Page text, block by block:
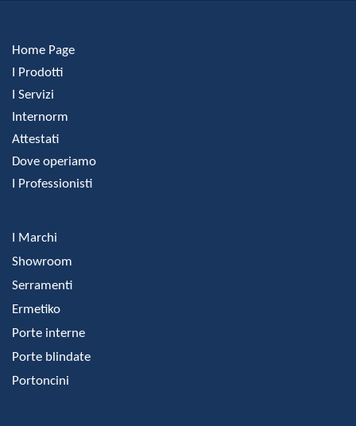
Home Page
I Prodotti
I Servizi
Internorm
Attestati
Dove operiamo
I Professionisti
I Marchi
Showroom
Serramenti
Ermetiko
Porte interne
Porte blindate
Portoncini